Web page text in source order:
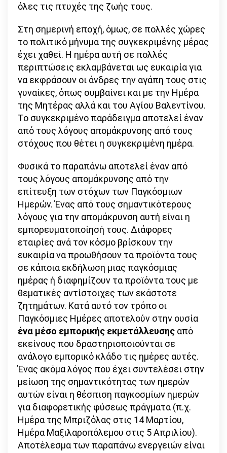
όλες τις πτυχές της ζωής τους.
Στη σημερινή εποχή, όμως, σε πολλές χώρες
το πολιτικό μήνυμα της συγκεκριμένης μέρας
έχει χαθεί. Η ημέρα αυτή σε πολλές
περιπτώσεις εκλαμβάνεται ως ευκαιρία για
να εκφράσουν οι άνδρες την αγάπη τους στις
γυναίκες, όπως συμβαίνει και με την Ημέρα
της Μητέρας αλλά και του Αγίου Βαλεντίνου.
Το συγκεκριμένο παράδειγμα αποτελεί έναν
από τους λόγους απομάκρυνσης από τους
στόχους που θέτει η συγκεκριμένη ημέρα.
Φυσικά το παραπάνω αποτελεί έναν από
τους λόγους απομάκρυνσης από την
επίτευξη των στόχων των Παγκόσμιων
Ημερών. Ένας από τους σημαντικότερους
λόγους για την απομάκρυνση αυτή είναι η
εμπορευματοποίησή τους. Διάφορες
εταιρίες ανά τον κόσμο βρίσκουν την
ευκαιρία να προωθήσουν τα προϊόντα τους
σε κάποια εκδήλωση μιας παγκόσμιας
ημέρας ή διαφημίζουν τα προϊόντα τους με
θεματικές αντίστοιχες των εκάστοτε
ζητημάτων. Κατά αυτό τον τρόπο οι
Παγκόσμιες Ημέρες αποτελούν στην ουσία
ένα μέσο εμπορικής εκμετάλλευσης από
εκείνους που δραστηριοποιούνται σε
ανάλογο εμπορικό κλάδο τις ημέρες αυτές.
Ένας ακόμα λόγος που έχει συντελέσει στην
μείωση της σημαντικότητας των ημερών
αυτών είναι η θέσπιση παγκοσμίων ημερών
για διαφορετικής φύσεως πράγματα (π.χ.
Ημέρα της Μπριζόλας στις 14 Μαρτίου,
Ημέρα Μαξιλαροπόλεμου στις 5 Απριλίου).
Αποτέλεσμα των παραπάνω ενεργειών είναι